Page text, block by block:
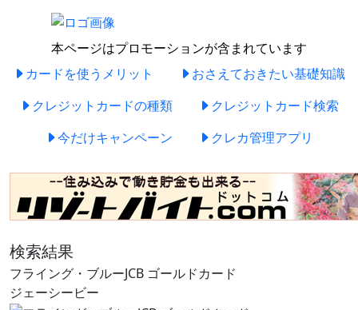
本ページはプロモーションが含まれています
カードを使うメリット
おさえておきたい基礎知識
クレジットカードの種類
クレジットカード検索
今だけキャンペーン
クレカ管理アプリ
検索結果
フライング・ブルーJCB ゴールドカード
ジェーシービー